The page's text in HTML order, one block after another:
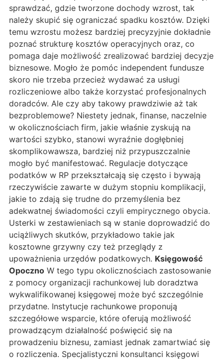
sprawdzać, gdzie tworzone dochody wzrost, tak
należy skupić się ograniczać spadku kosztów. Dzięki
temu wzrostu możesz bardziej precyzyjnie dokładnie
poznać strukturę kosztów operacyjnych oraz, co
pomaga daje możliwość zrealizować bardziej decyzje
biznesowe. Mogło że pomóc independent fundusze
skoro nie trzeba przecież wydawać za usługi
rozliczeniowe albo także korzystać profesjonalnych
doradców. Ale czy aby takowy prawdziwie aż tak
bezproblemowe? Niestety jednak, finanse, naczelnie
w okolicznościach firm, jakie właśnie zyskują na
wartości szybko, stanowi wyraźnie dogłębniej
skomplikowawsza, bardziej niż przypuszczalnie
mogło być manifestować. Regulacje dotyczące
podatków w RP przekształcają się często i bywają
rzeczywiście zawarte w dużym stopniu komplikacji,
jakie to zdają się trudne do przemyślenia bez
adekwatnej świadomości czyli empirycznego obycia.
Usterki w zestawieniach są w stanie doprowadzić do
uciążliwych skutków, przykładowo takie jak
kosztowne grzywny czy też przeglądy z
upoważnienia urzędów podatkowych. Księgowość
Opoczno W tego typu okolicznościach zastosowanie
z pomocy organizacji rachunkowej lub doradztwa
wykwalifikowanej księgowej może być szczególnie
przydatne. Instytucje rachunkowe proponują
szczegółowe wsparcie, które oferują możliwość
prowadzącym działalność poświęcić się na
prowadzeniu biznesu, zamiast jednak zamartwiać się
o rozliczenia. Specjalistyczni konsultanci księgowi